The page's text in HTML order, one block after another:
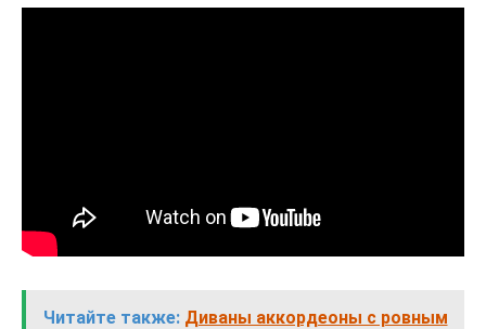
Читайте также: Диваны аккордеоны с ровным